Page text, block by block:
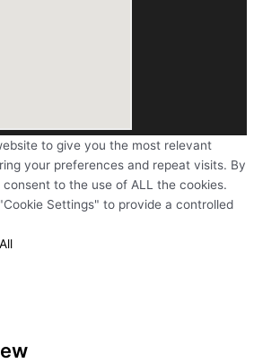
to give you the most relevant
your preferences and repeat visits. By
consent to the use of ALL the cookies.
Settings" to provide a controlled